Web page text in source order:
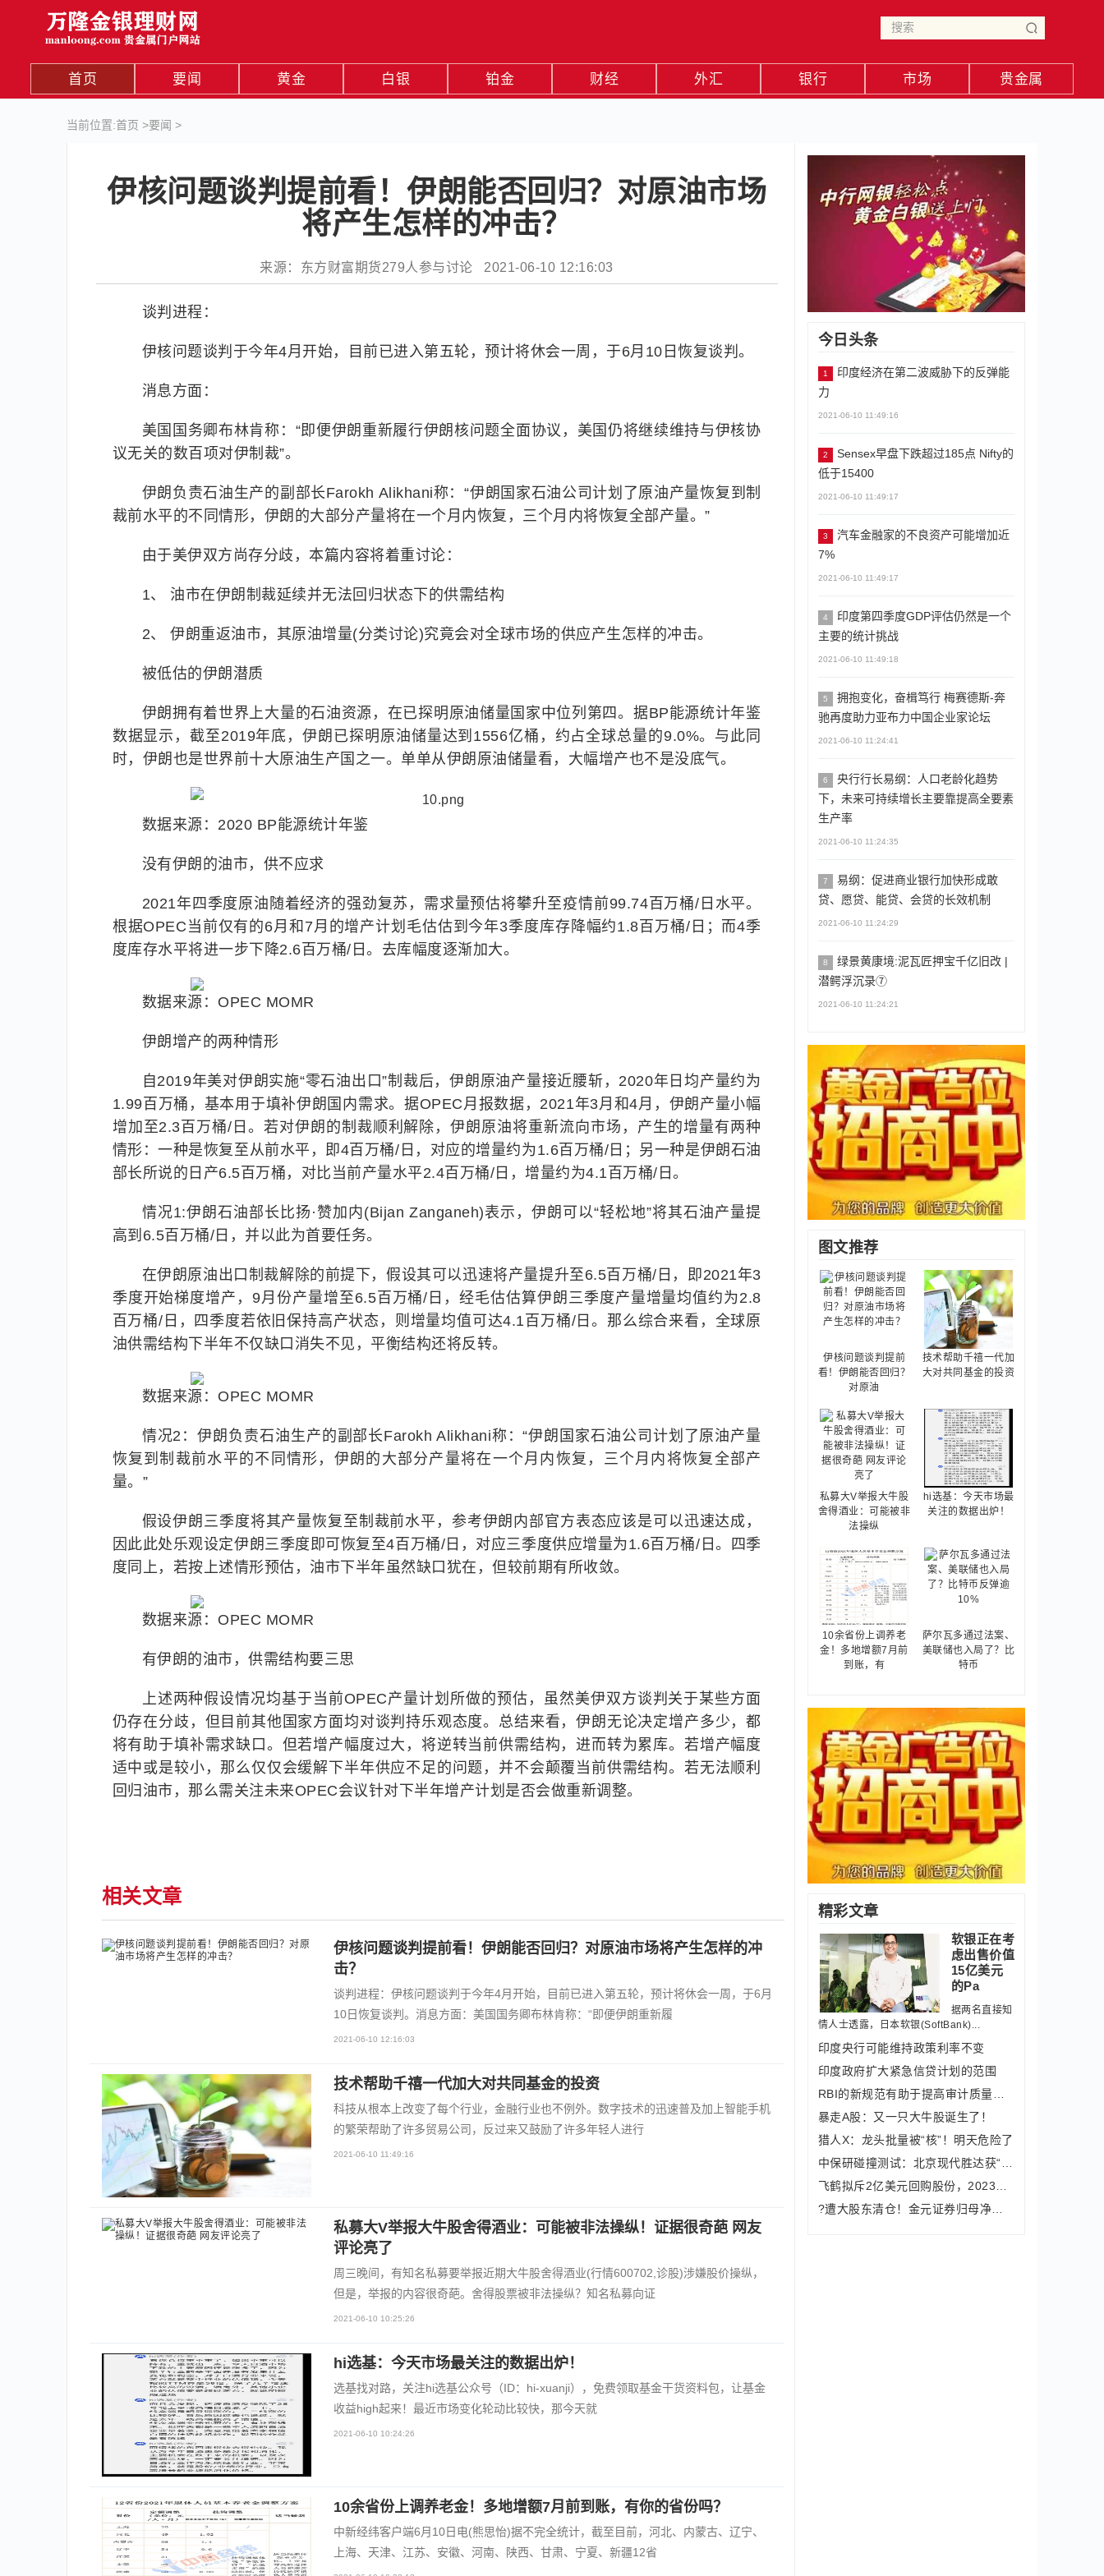
首页 要闻 黄金 白银 铂金 财经 外汇 银行 市场 贵金属
当前位置:首页 >要闻 >
伊核问题谈判提前看！伊朗能否回归？对原油市场
将产生怎样的冲击？
来源：东方财富期货279人参与讨论 2021-06-10 12:16:03
谈判进程：
伊核问题谈判于今年4月开始，目前已进入第五轮，预计将休会一周，于6月10日恢复谈判。
消息方面：
美国国务卿布林肯称：“即便伊朗重新履行伊朗核问题全面协议，美国仍将继续维持与伊核协
议无关的数百项对伊制裁”。
伊朗负责石油生产的副部长Farokh Alikhani称：“伊朗国家石油公司计划了原油产量恢复到制
裁前水平的不同情形，伊朗的大部分产量将在一个月内恢复，三个月内将恢复全部产量。”
由于美伊双方尚存分歧，本篇内容将着重讨论：
1、 油市在伊朗制裁延续并无法回归状态下的供需结构
2、 伊朗重返油市，其原油增量(分类讨论)究竟会对全球市场的供应产生怎样的冲击。
被低估的伊朗潜质
伊朗拥有着世界上大量的石油资源，在已探明原油储量国家中位列第四。据BP能源统计年鉴
数据显示，截至2019年底，伊朗已探明原油储量达到1556亿桶，约占全球总量的9.0%。与此同
时，伊朗也是世界前十大原油生产国之一。单单从伊朗原油储量看，大幅增产也不是没底气。
数据来源：2020 BP能源统计年鉴
没有伊朗的油市，供不应求
2021年四季度原油随着经济的强劲复苏，需求量预估将攀升至疫情前99.74百万桶/日水平。
根据OPEC当前仅有的6月和7月的增产计划毛估估到今年3季度库存降幅约1.8百万桶/日；而4季
度库存水平将进一步下降2.6百万桶/日。去库幅度逐渐加大。
数据来源：OPEC MOMR
伊朗增产的两种情形
自2019年美对伊朗实施“零石油出口”制裁后，伊朗原油产量接近腰斩，2020年日均产量约为
1.99百万桶，基本用于填补伊朗国内需求。据OPEC月报数据，2021年3月和4月，伊朗产量小幅
增加至2.3百万桶/日。若对伊朗的制裁顺利解除，伊朗原油将重新流向市场，产生的增量有两种
情形：一种是恢复至从前水平，即4百万桶/日，对应的增量约为1.6百万桶/日；另一种是伊朗石油
部长所说的日产6.5百万桶，对比当前产量水平2.4百万桶/日，增量约为4.1百万桶/日。
情况1:伊朗石油部长比扬·赞加内(Bijan Zanganeh)表示，伊朗可以“轻松地”将其石油产量提
高到6.5百万桶/日，并以此为首要任务。
在伊朗原油出口制裁解除的前提下，假设其可以迅速将产量提升至6.5百万桶/日，即2021年3
季度开始梯度增产，9月份产量增至6.5百万桶/日，经毛估估算伊朗三季度产量增量均值约为2.8
百万桶/日，四季度若依旧保持高产状态，则增量均值可达4.1百万桶/日。那么综合来看，全球原
油供需结构下半年不仅缺口消失不见，平衡结构还将反转。
数据来源：OPEC MOMR
情况2：伊朗负责石油生产的副部长Farokh Alikhani称：“伊朗国家石油公司计划了原油产量
恢复到制裁前水平的不同情形，伊朗的大部分产量将在一个月内恢复，三个月内将恢复全部产
量。”
假设伊朗三季度将其产量恢复至制裁前水平，参考伊朗内部官方表态应该是可以迅速达成，
因此此处乐观设定伊朗三季度即可恢复至4百万桶/日，对应三季度供应增量为1.6百万桶/日。四季
度同上，若按上述情形预估，油市下半年虽然缺口犹在，但较前期有所收敛。
数据来源：OPEC MOMR
有伊朗的油市，供需结构要三思
上述两种假设情况均基于当前OPEC产量计划所做的预估，虽然美伊双方谈判关于某些方面
仍存在分歧，但目前其他国家方面均对谈判持乐观态度。总结来看，伊朗无论决定增产多少，都
将有助于填补需求缺口。但若增产幅度过大，将逆转当前供需结构，进而转为累库。若增产幅度
适中或是较小，那么仅仅会缓解下半年供应不足的问题，并不会颠覆当前供需结构。若无法顺利
回归油市，那么需关注未来OPEC会议针对下半年增产计划是否会做重新调整。
相关文章
伊核问题谈判提前看！伊朗能否回归？对原油市场将产生怎样的冲
击？
谈判进程：伊核问题谈判于今年4月开始，目前已进入第五轮，预计将休会一周，于6月
10日恢复谈判。消息方面：美国国务卿布林肯称：“即便伊朗重新履
2021-06-10 12:16:03
技术帮助千禧一代加大对共同基金的投资
科技从根本上改变了每个行业，金融行业也不例外。数字技术的迅速普及加上智能手机
的繁荣帮助了许多贸易公司，反过来又鼓励了许多年轻人进行
2021-06-10 11:49:16
私募大V举报大牛股舍得酒业：可能被非法操纵！证据很奇葩 网友
评论亮了
周三晚间，有知名私募要举报近期大牛股舍得酒业(行情600702,诊股)涉嫌股价操纵，
但是，举报的内容很奇葩。舍得股票被非法操纵？知名私募向证
2021-06-10 10:25:26
hi选基：今天市场最关注的数据出炉！
选基找对路，关注hi选基公众号（ID：hi-xuanji），免费领取基金干货资料包，让基金
收益high起来！最近市场变化轮动比较快，那今天就
2021-06-10 10:24:26
10余省份上调养老金！多地增额7月前到账，有你的省份吗？
中新经纬客户端6月10日电(熊思怡)据不完全统计，截至目前，河北、内蒙古、辽宁、
上海、天津、江苏、安徽、河南、陕西、甘肃、宁夏、新疆12省
今日头条
1
印度经济在第二波威胁下的反弹能
力
2021-06-10 11:49:16
2
Sensex早盘下跌超过185点 Nifty的
低于15400
2021-06-10 11:49:17
3
汽车金融家的不良资产可能增加近
7%
2021-06-10 11:49:17
4
印度第四季度GDP评估仍然是一个
主要的统计挑战
2021-06-10 11:49:18
5
拥抱变化，奋楫笃行 梅赛德斯-奔
驰再度助力亚布力中国企业家论坛
2021-06-10 11:24:41
6
央行行长易纲：人口老龄化趋势
下，未来可持续增长主要靠提高全要素
生产率
2021-06-10 11:24:35
7
易纲：促进商业银行加快形成敢
贷、愿贷、能贷、会贷的长效机制
2021-06-10 11:24:29
8
绿景黄康境:泥瓦匠押宝千亿旧改 |
潜鳄浮沉录⑦
2021-06-10 11:24:21
图文推荐
伊核问题谈判提前
看！伊朗能否回归？
对原油
技术帮助千禧一代加
大对共同基金的投资
私募大V举报大牛股
舍得酒业：可能被非
法操纵
hi选基：今天市场最
关注的数据出炉！
10余省份上调养老
金！多地增额7月前
到账，有
萨尔瓦多通过法案、
美联储也入局了？比
特币
精彩文章
软银正在考
虑出售价值
15亿美元
的Pa
据两名直接知
情人士透露，日本软银(SoftBank)...
印度央行可能维持政策利率不变
印度政府扩大紧急信贷计划的范围
暴走A股：又一只大牛股诞生了！
猎人X：龙头批量被“核”！明天危险了